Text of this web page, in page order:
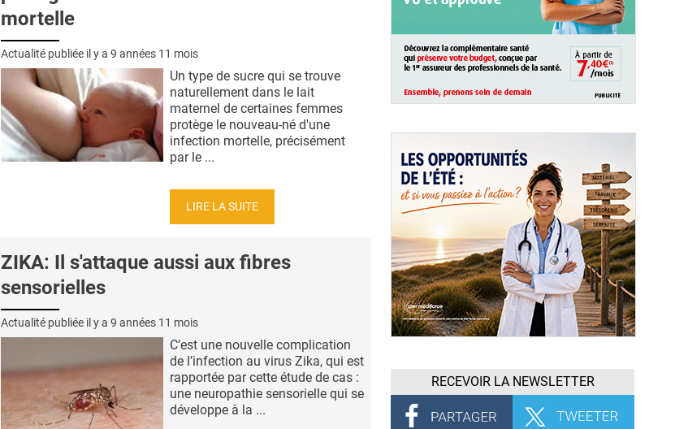
mortelle
Actualité publiée il y a 9 années 11 mois
Un type de sucre qui se trouve
naturellement dans le lait
maternel de certaines femmes
protège le nouveau-né d'une
infection mortelle, précisément
par le ...
LIRE LA SUITE
ZIKA: Il s'attaque aussi aux fibres
sensorielles
Actualité publiée il y a 9 années 11 mois
C’est une nouvelle complication
de l’infection au virus Zika, qui est
rapportée par cette étude de cas :
une neuropathie sensorielle qui se
développe à la ...
RECEVOIR LA NEWSLETTER